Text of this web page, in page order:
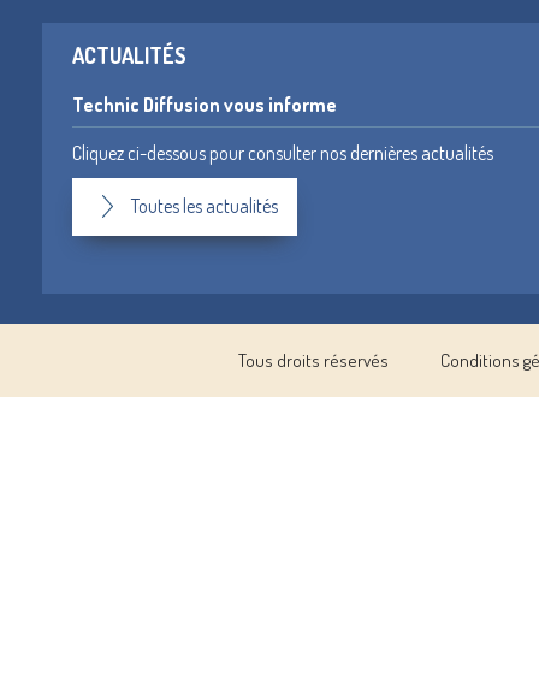
ACTUALITÉS
Technic Diffusion vous informe
Cliquez ci-dessous pour consulter nos dernières actualités
Toutes les actualités
Tous droits réservés Conditions